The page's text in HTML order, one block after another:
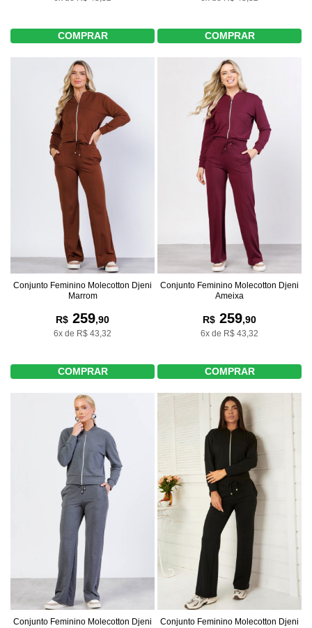
COMPRAR COMPRAR
Conjunto Feminino Molecotton Djeni
Marrom
R$ 259,90
6x de R$ 43,32
COMPRAR
Conjunto Feminino Molecotton Djeni
Ameixa
R$ 259,90
6x de R$ 43,32
COMPRAR
Conjunto Feminino Molecotton Djeni
Conjunto Feminino Molecotton Djeni